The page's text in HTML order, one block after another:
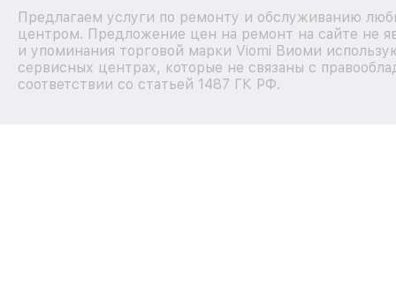
Предлагаем услуги по ремонту и обслуживанию
центром. Предложение цен на ремонт на сайте не
и упоминания торговой марки Viomi Виоми
сервисных центрах, которые не связаны с
соответствии со статьей 1487 ГК РФ.